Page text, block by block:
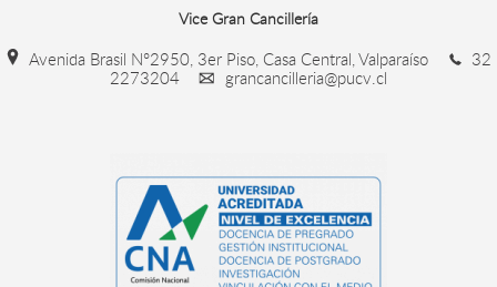
Vice Gran Cancillería
Avenida Brasil N°2950, 3er Piso, Casa Central, Valparaíso
32
2273204
grancancilleria@pucv.cl